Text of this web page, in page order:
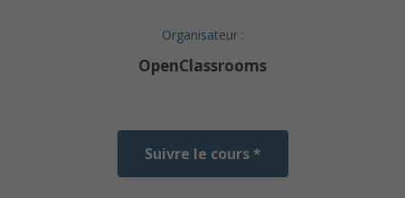
Organisateur :
OpenClassrooms
Suivre le cours *